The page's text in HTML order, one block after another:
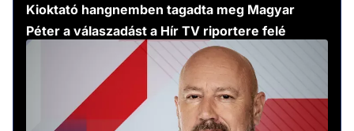
Kioktató hangnemben tagadta meg Magyar
Péter a válaszadást a Hír TV riportere felé